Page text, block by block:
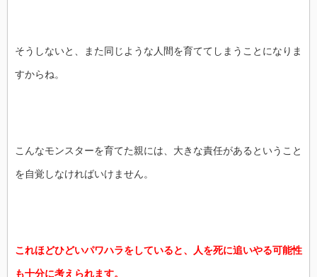
そうしないと、また同じような人間を育ててしまうことになりま
すからね。
こんなモンスターを育てた親には、大きな責任があるということ
を自覚しなければいけません。
これほどひどいパワハラをしていると、人を死に追いやる可能性
も十分に考えられます。